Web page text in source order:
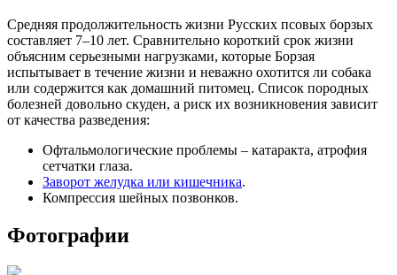
Средняя продолжительность жизни Русских псовых борзых
составляет 7–10 лет. Сравнительно короткий срок жизни
объясним серьезными нагрузками, которые Борзая
испытывает в течение жизни и неважно охотится ли собака
или содержится как домашний питомец. Список породных
болезней довольно скуден, а риск их возникновения зависит
от качества разведения:
Офтальмологические проблемы – катаракта, атрофия
сетчатки глаза.
Заворот желудка или кишечника.
Компрессия шейных позвонков.
Фотографии